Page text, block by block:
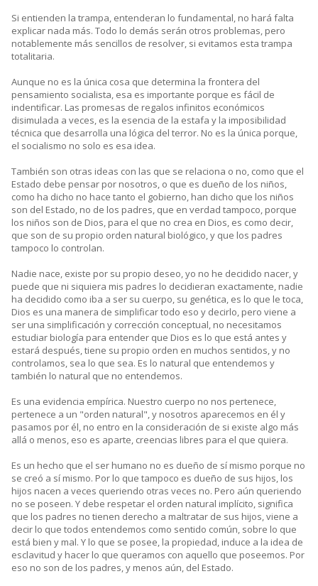
Si entienden la trampa, entenderan lo fundamental, no hará falta
explicar nada más. Todo lo demás serán otros problemas, pero
notablemente más sencillos de resolver, si evitamos esta trampa
totalitaria.
Aunque no es la única cosa que determina la frontera del
pensamiento socialista, esa es importante porque es fácil de
indentificar. Las promesas de regalos infinitos económicos
disimulada a veces, es la esencia de la estafa y la imposibilidad
técnica que desarrolla una lógica del terror. No es la única porque,
el socialismo no solo es esa idea.
También son otras ideas con las que se relaciona o no, como que el
Estado debe pensar por nosotros, o que es dueño de los niños,
como ha dicho no hace tanto el gobierno, han dicho que los niños
son del Estado, no de los padres, que en verdad tampoco, porque
los niños son de Dios, para el que no crea en Dios, es como decir,
que son de su propio orden natural biológico, y que los padres
tampoco lo controlan.
Nadie nace, existe por su propio deseo, yo no he decidido nacer, y
puede que ni siquiera mis padres lo decidieran exactamente, nadie
ha decidido como iba a ser su cuerpo, su genética, es lo que le toca,
Dios es una manera de simplificar todo eso y decirlo, pero viene a
ser una simplificación y corrección conceptual, no necesitamos
estudiar biología para entender que Dios es lo que está antes y
estará después, tiene su propio orden en muchos sentidos, y no
controlamos, sea lo que sea. Es lo natural que entendemos y
también lo natural que no entendemos.
Es una evidencia empírica. Nuestro cuerpo no nos pertenece,
pertenece a un "orden natural", y nosotros aparecemos en él y
pasamos por él, no entro en la consideración de si existe algo más
allá o menos, eso es aparte, creencias libres para el que quiera.
Es un hecho que el ser humano no es dueño de sí mismo porque no
se creó a sí mismo. Por lo que tampoco es dueño de sus hijos, los
hijos nacen a veces queriendo otras veces no. Pero aún queriendo
no se poseen. Y debe respetar el orden natural implícito, significa
que los padres no tienen derecho a maltratar de sus hijos, viene a
decir lo que todos entendemos como sentido común, sobre lo que
está bien y mal. Y lo que se posee, la propiedad, induce a la idea de
esclavitud y hacer lo que queramos con aquello que poseemos. Por
eso no son de los padres, y menos aún, del Estado.